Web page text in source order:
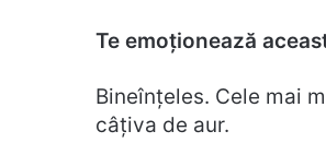
Te emoționează
Bineînțeles. Cele mai
câțiva de aur.